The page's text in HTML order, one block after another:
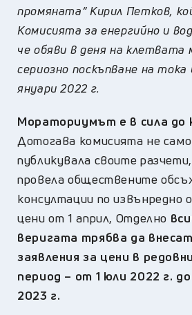
промяната“ Кирил Петков,
Комисията за енергийно и
че обяви в деня на клетвата
сериозно поскъпване на
януари 2022 г.
Мораториумът е в сила до
Дотогава комисията не
публикувала своите
провела обществените
консултации по извънредно
цени от 1 април, Отделно
веригата трябва да
заявления за цени в
период – от 1 юли 2022 г.
2023 г.